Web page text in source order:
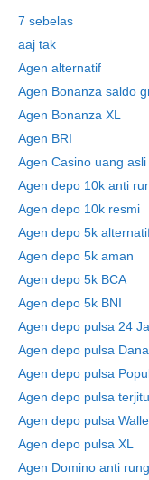
7 sebelas
aaj tak
Agen alternatif
Agen Bonanza saldo
Agen Bonanza XL
Agen BRI
Agen Casino uang asli
Agen depo 10k anti
Agen depo 10k resmi
Agen depo 5k
Agen depo 5k aman
Agen depo 5k BCA
Agen depo 5k BNI
Agen depo pulsa 24
Agen depo pulsa Dana
Agen depo pulsa
Agen depo pulsa terjitu
Agen depo pulsa
Agen depo pulsa XL
Agen Domino anti